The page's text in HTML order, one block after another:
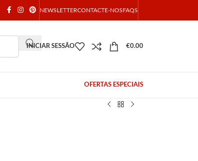
NEWSLETTERCONTACTE-NOSFAQS
INICIAR SESSÃO €0.00
OFERTAS ESPECIAIS